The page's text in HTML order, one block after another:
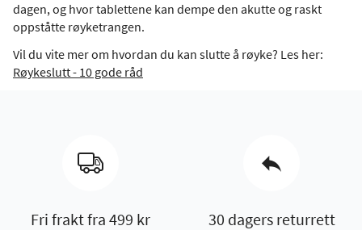
dagen, og hvor tablettene kan dempe den akutte og raskt
oppståtte røyketrangen.
Vil du vite mer om hvordan du kan slutte å røyke? Les her:
Røykeslutt - 10 gode råd
Fri frakt fra 499 kr 30 dagers returrett